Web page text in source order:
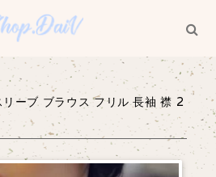
ーブ ブラウス フリル 長袖 襟 2